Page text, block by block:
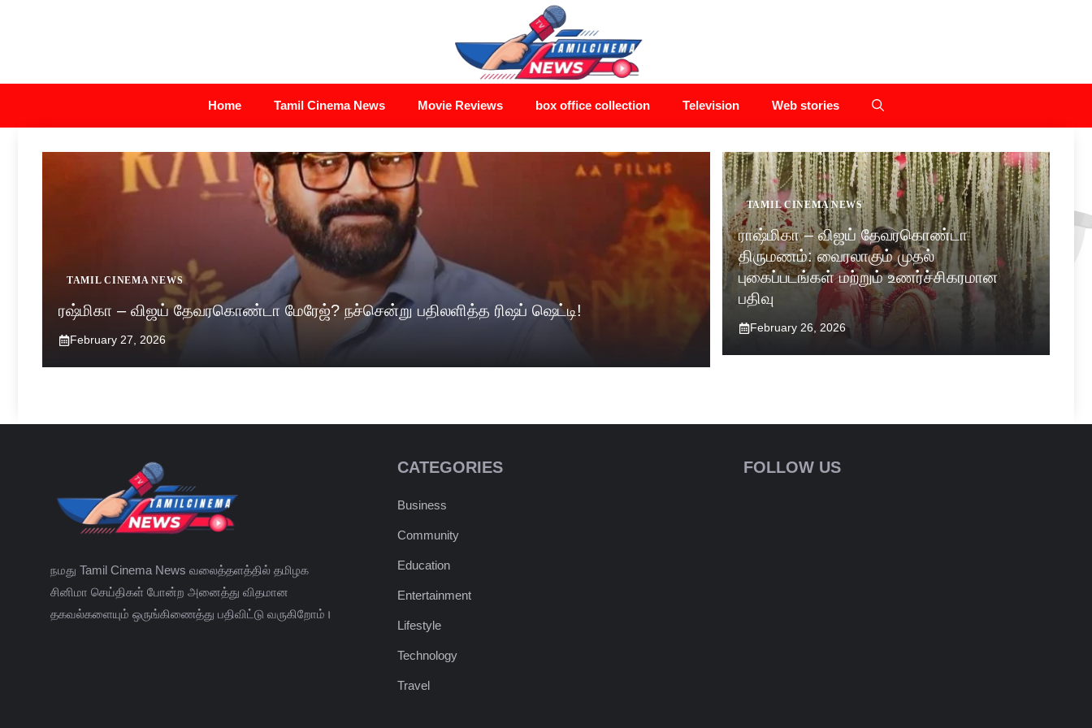
Home Tamil Cinema News Movie Reviews box office collection Television Web stories
TAMIL CINEMA NEWS
ரஷ்மிகா – விஜய் தேவரகொண்டா மேரேஜ்? நச்சென்று பதிலளித்த ரிஷப் ஷெட்டி!
February 27, 2026
TAMIL CINEMA NEWS
ராஷ்மிகா – விஜய் தேவரகொண்டா
திருமணம்: வைரலாகும் முதல்
புகைப்படங்கள் மற்றும் உணர்ச்சிகரமான
பதிவு
February 26, 2026
நமது Tamil Cinema News வலைத்தளத்தில் தமிழக
சினிமா செய்திகள் போன்ற அனைத்து விதமான
தகவல்களையும் ஒருங்கிணைத்து பதிவிட்டு வருகிறோம்।
CATEGORIES
Business
Community
Education
Entertainment
Lifestyle
Technology
Travel
FOLLOW US